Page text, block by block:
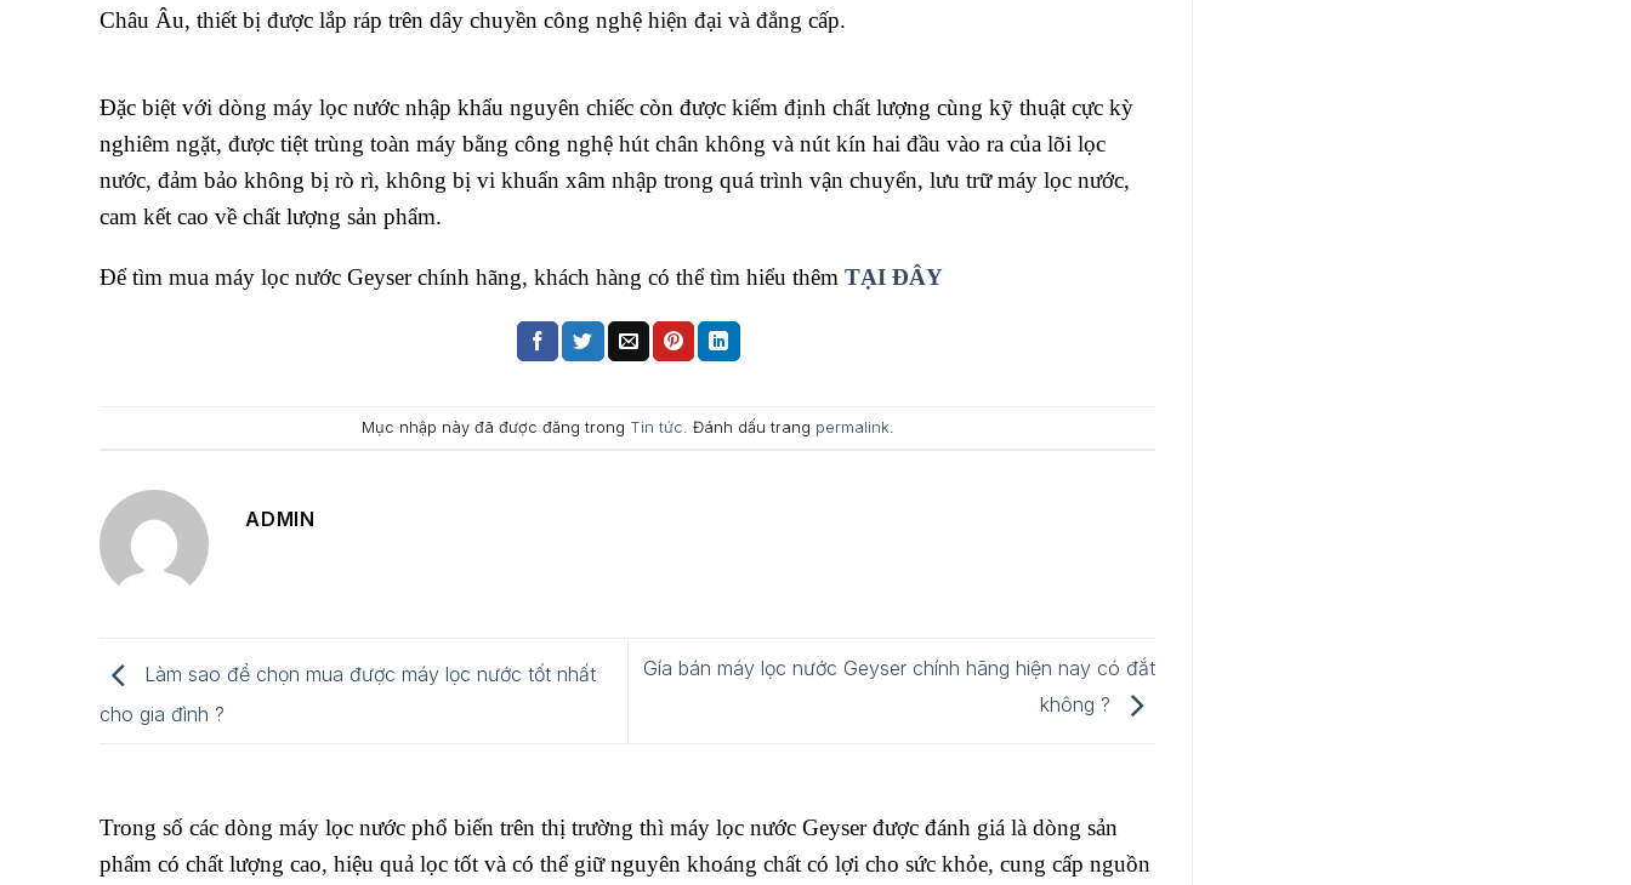
Châu Âu, thiết bị được lắp ráp trên dây chuyền công nghệ hiện đại và đẳng cấp.
Đặc biệt với dòng máy lọc nước nhập khẩu nguyên chiếc còn được kiểm định chất lượng cùng kỹ thuật cực kỳ
nghiêm ngặt, được tiệt trùng toàn máy bằng công nghệ hút chân không và nút kín hai đầu vào ra của lõi lọc
nước, đảm bảo không bị rò rì, không bị vi khuẩn xâm nhập trong quá trình vận chuyển, lưu trữ máy lọc nước,
cam kết cao về chất lượng sản phẩm.
Để tìm mua máy lọc nước Geyser chính hãng, khách hàng có thể tìm hiểu thêm TẠI ĐÂY
Mục nhập này đã được đăng trong Tin tức . Đánh dấu trang permalink
ADMIN
Làm sao để chọn mua được máy lọc nước tốt nhất
cho gia đình ?
Gía bán máy lọc nước Geyser chính hãng hiện nay có đắt
không ?
Trong số các dòng máy lọc nước phổ biến trên thị trường thì máy lọc nước Geyser được đánh giá là dòng sản
phẩm có chất lượng cao, hiệu quả lọc tốt và có thể giữ nguyên khoáng chất có lợi cho sức khỏe, cung cấp nguồn